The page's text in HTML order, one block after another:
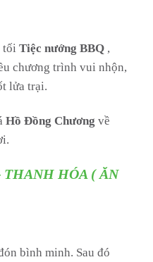
tối Tiệc nướng BBQ ,
chương trình vui nhộn,
lửa trại.
Hồ Đồng Chương về
HÓA ( ĂN
bình minh. Sau đó